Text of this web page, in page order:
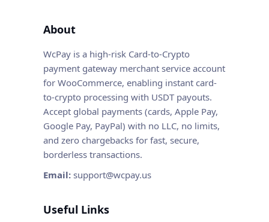
About
WcPay is a high-risk Card-to-Crypto
payment gateway merchant service account
for WooCommerce, enabling instant card-
to-crypto processing with USDT payouts.
Accept global payments (cards, Apple Pay,
Google Pay, PayPal) with no LLC, no limits,
and zero chargebacks for fast, secure,
borderless transactions.
Email: support@wcpay.us
Useful Links